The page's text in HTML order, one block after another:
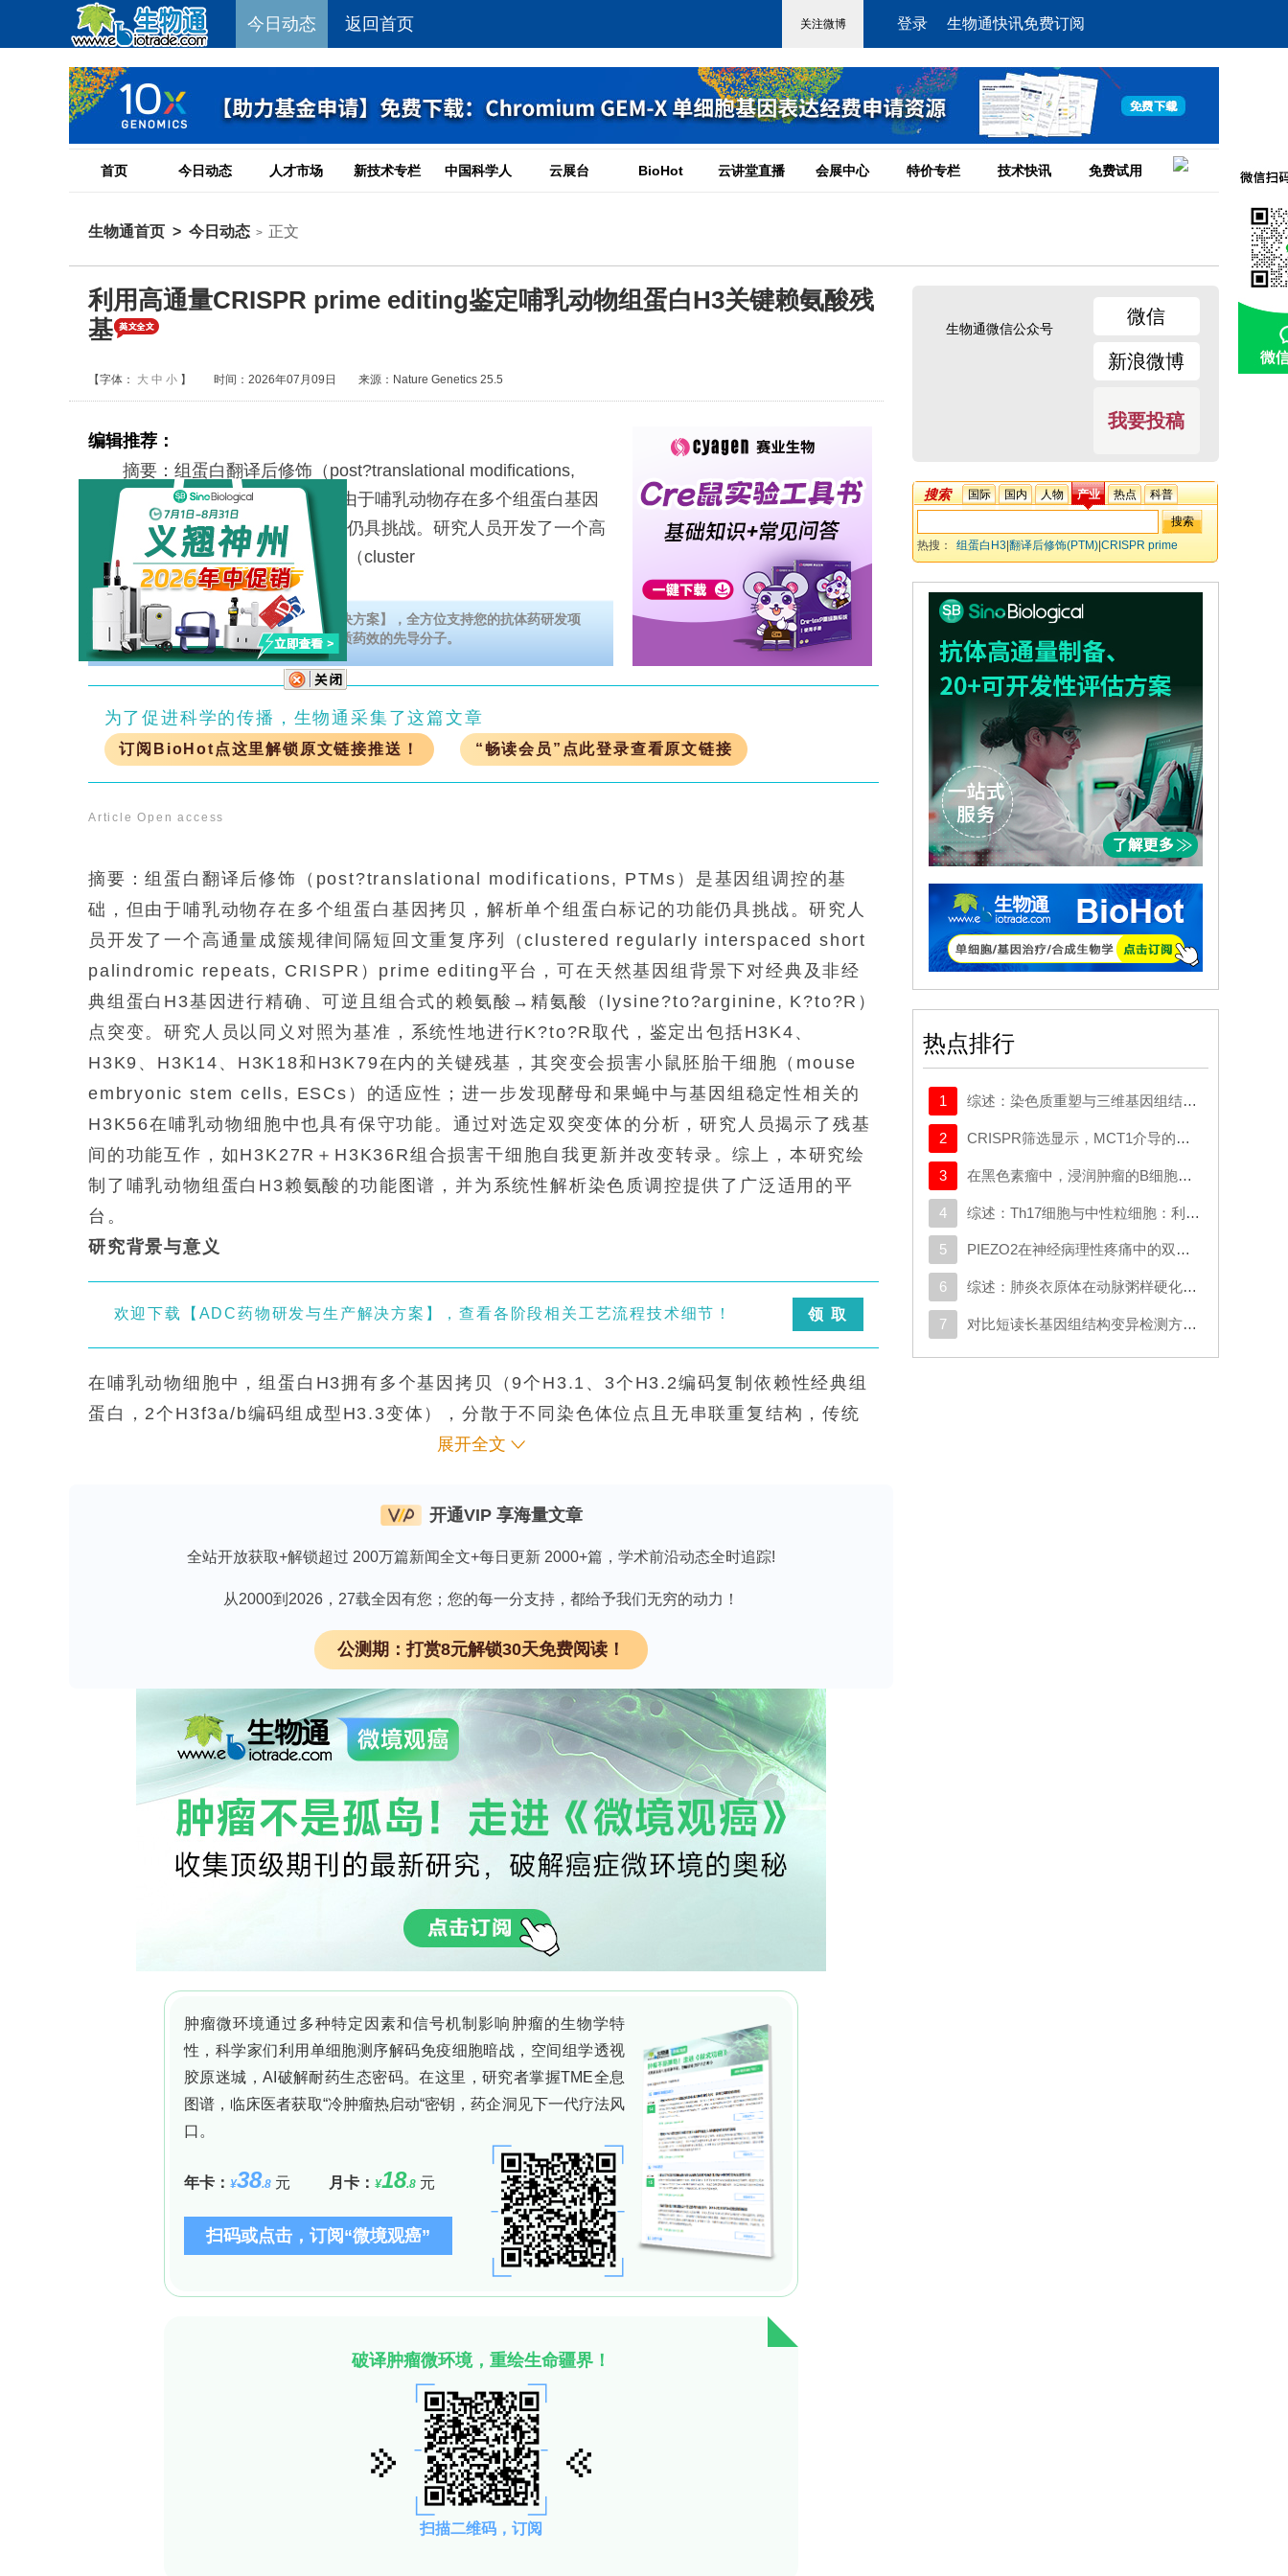
今日动态 返回首页 登录 生物通快讯免费订阅
首页 今日动态 人才市场 新技术专栏 中国科学人 云展台 BioHot 云讲堂直播 会展中心 特价专栏 技术快讯 免费试用
生物通首页 > 今日动态 > 正文
利用高通量CRISPR prime editing鉴定哺乳动物组蛋白H3关键赖氨酸残
基
【字体： 大 中 小 】 时间：2026年07月09日 来源：Nature Genetics 25.5
编辑推荐：
摘要：组蛋白翻译后修饰（post?translational modifications,
PTMs）是基因组调控的基础，但由于哺乳动物存在多个组蛋白基因
拷贝，解析单个组蛋白标记的功能仍具挑战。研究人员开发了一个高
通量成簇规律间隔短回文重复序列（cluster
点击免费下载【综合性的体外药效评价解决方案】，全方位支持您的抗体药研发项
目，快速地完成体外药效试验以及获得优质药效的先导分子。
为了促进科学的传播，生物通采集了这篇文章
订阅BioHot点这里解锁原文链接推送！ “畅读会员”点此登录查看原文链接
Article Open access
摘要：组蛋白翻译后修饰（post?translational modifications, PTMs）是基因组调控的基
础，但由于哺乳动物存在多个组蛋白基因拷贝，解析单个组蛋白标记的功能仍具挑战。研究人
员开发了一个高通量成簇规律间隔短回文重复序列（clustered regularly interspaced short
palindromic repeats, CRISPR）prime editing平台，可在天然基因组背景下对经典及非经
典组蛋白H3基因进行精确、可逆且组合式的赖氨酸→精氨酸（lysine?to?arginine, K?to?R）
点突变。研究人员以同义对照为基准，系统性地进行K?to?R取代，鉴定出包括H3K4、
H3K9、H3K14、H3K18和H3K79在内的关键残基，其突变会损害小鼠胚胎干细胞（mouse
embryonic stem cells, ESCs）的适应性；进一步发现酵母和果蝇中与基因组稳定性相关的
H3K56在哺乳动物细胞中也具有保守功能。通过对选定双突变体的分析，研究人员揭示了残基
间的功能互作，如H3K27R＋H3K36R组合损害干细胞自我更新并改变转录。综上，本研究绘
制了哺乳动物组蛋白H3赖氨酸的功能图谱，并为系统性解析染色质调控提供了广泛适用的平
台。
研究背景与意义
欢迎下载【ADC药物研发与生产解决方案】，查看各阶段相关工艺流程技术细节！ 领 取
在哺乳动物细胞中，组蛋白H3拥有多个基因拷贝（9个H3.1、3个H3.2编码复制依赖性经典组
蛋白，2个H3f3a/b编码组成型H3.3变体），分散于不同染色体位点且无串联重复结构，传统
基因敲除或酶水平干扰难以区分单个残基特异性功能。以往酵母和果蝇中的组蛋白系统性突变
辑窗口窄、旁系突变及只能引入有限氨基酸替换的限制。为此，研究人员利用无需双链断裂和
通量组蛋白点突变平台，在小鼠胚胎干细胞中原位系统鉴定各H3赖氨酸残基的功能并绘制功能
图谱。该研究成果发表于《Nature Genetics》。
研究人员构建可诱导表达PEmax-2A-MLH1dn（错配修复抑制因子 dominant-negative
MLH1）-2A-BFP的TetO诱导系统（TPMB小鼠胚胎干细胞系，E14Tg2a来源），利用增强
pegRNA（epegRNA）配合PE5b系统（含MLH1dn的prime editing系统 5b）对所有12个经
典H3.1/H3.2基因同步引入精确K-to-R或同义K-to-K（lysine-to-lysine）突变；通过qPCR初
筛单克隆、amplicon-based NGS（扩增子二代测序）确认编辑效率、Western blot及质谱验
证组蛋白PTM丢失与突变组蛋白染色质整合；对H3.3变体单独设计epegRNA进行pan-H3全突
变；采用CUT&Tag（Cleavage Under Targets & Tagmentation）和
CUT&RUN（Cleavage Under Targets & Release Using Nuclease）进行组蛋白修饰和变
层全基因组测序评估大片段缺失等脱靶副产物；以同义K-to-K编辑为阴性对照区分生物学适合
Adapting prime editing for mammalian histone mutagenesis
研究人员针对H3K23设计epegRNA引入K23R及沉默PAM破坏突变，比较PE2、PE3b、
PE4（含MLH1dn）和PE5b（PE4＋nicking sgRNA策略）系统，发现PE4/PE5b编辑效率最
高且indel最低，选用可诱导PE5b的TPMB细胞系。单克隆筛选获得完全编辑全部18条H3.1等
位基因的H3K23R克隆，Sanger测序、NGS及质谱证实全编辑，Western blot显示H3K23ac
信号消失，证明prime editing可在天然背景下实现经典H3多位点完全K-to-R突变且H3K23对
H3K14R and H3K18R mutations reduce cellular fitness
对H3K14和H3K18设计epegRNA进行K-to-R编辑，未获完全突变克隆且最大编辑效率低于
H3K23（H3K14R＜67％，H3K18R＜50％），大量克隆仅发生PAM破坏而无K-to-R替换；
部分编辑克隆碱性磷酸酶（alkaline phosphatase, AP）集落形成能力下降，表明负选择。同
条件K-to-K（沉默突变）对照可达70～100％编辑且无PAM-only富集，证实H3K14R和
H3K18R引发适合度缺陷使高度编辑细胞被淘汰。
Prime editing enables reversible and combinatorial histone mutation
在完全H3K23R克隆中引入还原epegRNA将R23K复原，获得高效回复克隆且H3K23ac信号恢
复，证明prime editing可实现组蛋白突变可逆。设计单epegRNA同时引入H3K14/K18/K23三
重K-to-R或同义K-to-K突变，同义组合可高效安装而K-to-R组合效率低，与
展开全文
开通VIP 享海量文章
全站开放获取+解锁超过 200万篇新闻全文+每日更新 2000+篇，学术前沿动态全时追踪!
从2000到2026，27载全因有您；您的每一分支持，都给予我们无穷的动力！
公测期：打赏8元解锁30天免费阅读！
生物通微信公众号
微信
新浪微博
我要投稿
搜索 国际 国内 人物 产业 热点 科普
热搜： 组蛋白H3 翻译后修饰(PTM) CRISPR prime
(mESC)|功能图谱
热点排行
1 综述：染色质重塑与三维基因组结构在癌症中的作用：从机制研究到新的治疗策略
2 CRISPR筛选显示，MCT1介导的代谢逃逸机制可规避SMAD3的抑制作用，这一机制可作为治疗靶点
3 在黑色素瘤中，浸润肿瘤的B细胞会向富含干扰素的发育路径演变，这与免疫疗法的作用机制相契合
4 综述：Th17细胞与中性粒细胞：利用二者间的相互作用开发多发性硬化症疗法
5 PIEZO2在神经病理性疼痛中的双重作用：推动外周敏感化并实现机械负荷诱发的镇痛效应
6 综述：肺炎衣原体在动脉粥样硬化中调控多阶段的信号传导网络：从内皮功能紊乱到斑块易损性形成
7 对比短读长基因组结构变异检测方法，凸显了工具组合使用的优势以及图谱基因组比对的较小影响